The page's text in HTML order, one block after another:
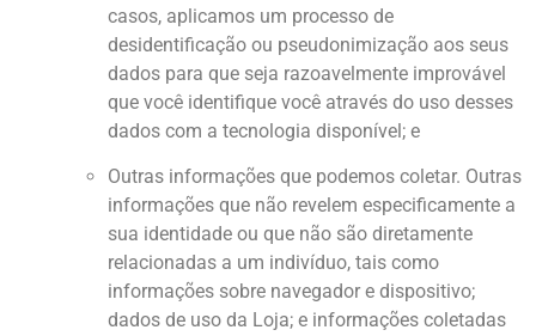
casos, aplicamos um processo de
desidentificação ou pseudonimização aos seus
dados para que seja razoavelmente improvável
que você identifique você através do uso desses
dados com a tecnologia disponível; e
Outras informações que podemos coletar. Outras
informações que não revelem especificamente a
sua identidade ou que não são diretamente
relacionadas a um indivíduo, tais como
informações sobre navegador e dispositivo;
dados de uso da Loja; e informações coletadas